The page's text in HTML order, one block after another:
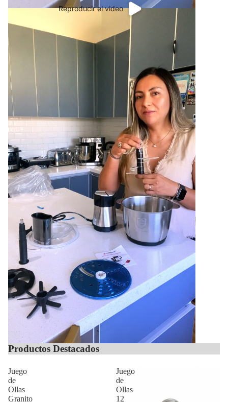
Reproducir el video
Productos Destacados
Juego
de
Ollas
Granito
Juego
de
Ollas
12